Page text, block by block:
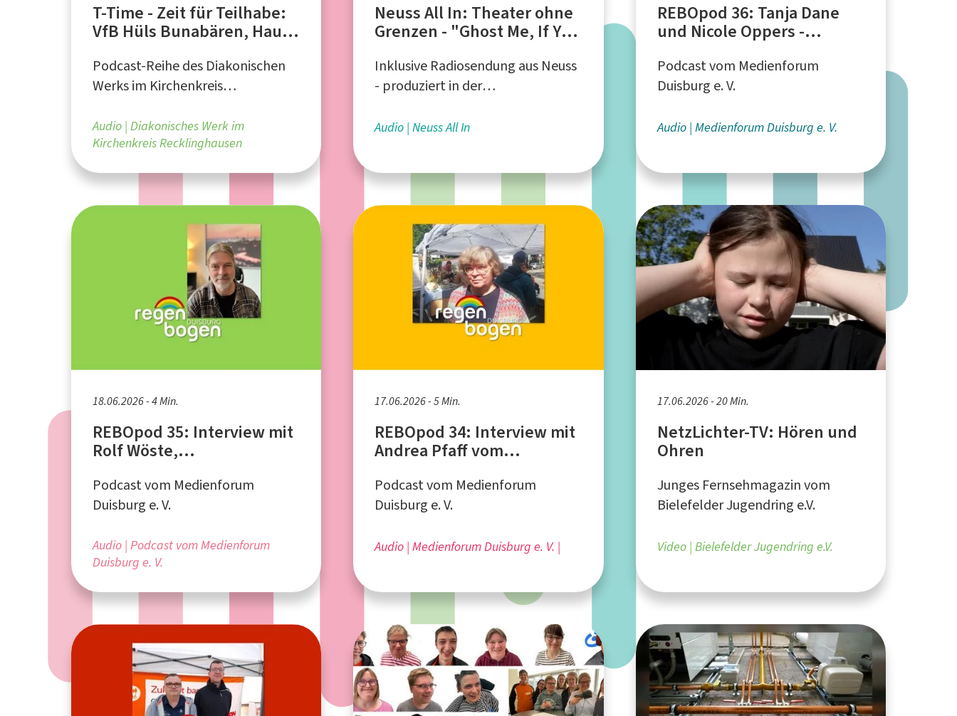
T-Time - Zeit für Teilhabe:
VfB Hüls Bunabären, Haus
Roncalli
Podcast-Reihe des Diakonischen
Werks im Kirchenkreis
Audio Diakonisches Werk im
Kirchenkreis Recklinghausen
Neuss All In: Theater ohne
Grenzen - "Ghost Me, If You
Inklusive Radiosendung aus Neuss
- produziert in der
Edith Stein"
Audio Neuss All In
REBOpod 36: Tanja Dane
und Nicole Oppers -
stigmatisiert"
Podcast vom Medienforum
Duisburg e. V.
Audio Medienforum Duisburg e. V.
18.06.2026 - 4 Min.
REBOpod 35: Interview mit
Rolf Wöste,
Regenbogen Duisburg
Podcast vom Medienforum
Duisburg e. V.
Audio Podcast vom Medienforum
Duisburg e. V.
17.06.2026 - 5 Min.
REBOpod 34: Interview mit
Andrea Pfaff vom
Podcast vom Medienforum
Duisburg e. V.
Audio Medienforum Duisburg e. V. |
17.06.2026 - 20 Min.
NetzLichter-TV: Hören und
Ohren
Junges Fernsehmagazin vom
Bielefelder Jugendring e.V.
Video Bielefelder Jugendring e.V.